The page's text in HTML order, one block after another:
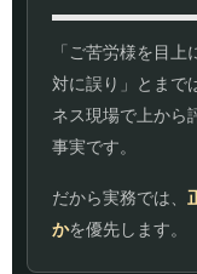
「ご苦労様を目
対に誤り」とまで
ネス現場で上から
事実です。
だから実務では、
かを優先します。